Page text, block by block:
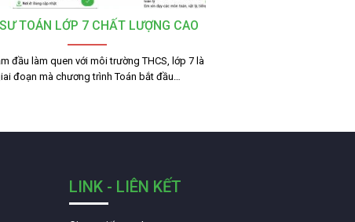
TOÁN LỚP 7 CHẤT LƯỢNG CAO
đầu làm quen với môi trường THCS, lớp 7 là
đoạn mà chương trình Toán bắt đầu…
LINK - LIÊN KẾT